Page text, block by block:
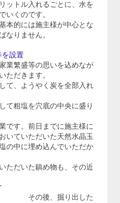
ットル入れるごとに、水を
いくのです。
本的には施主様が中心とな
なりません。
業繁盛等の思いを込めなが
ただきます。
て、ようやく炭を全部入れ
て粗塩を穴底の中央に盛り
です。前日までに施主様に
いていただいた天然水晶玉
の中に埋め込んでいただか
ただいた鎮め物も、その近
その後、掘り出した